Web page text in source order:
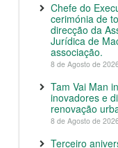
Chefe do
cerimónia de
direcção da
Jurídica de
associação.
8 de Agosto de
Tam Vai Man
inovadores e
renovação
8 de Agosto de
Terceiro